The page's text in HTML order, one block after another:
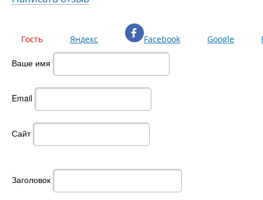
Гость Яндекс Facebook Google
Ваше имя
Email
Сайт
Заголовок